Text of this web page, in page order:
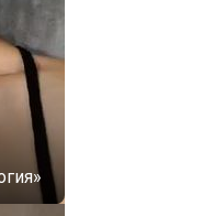
WhatsApp
EMail